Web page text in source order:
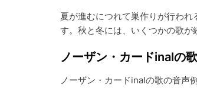
夏が進むにつれて巣作りが行わ
す。秋と冬には、いくつかの歌が
ノーザン・カードinalの
ノーザン・カードinalの歌の音声